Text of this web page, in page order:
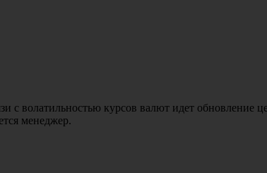
с волатильностью курсов валют идет обновление
менеджер.